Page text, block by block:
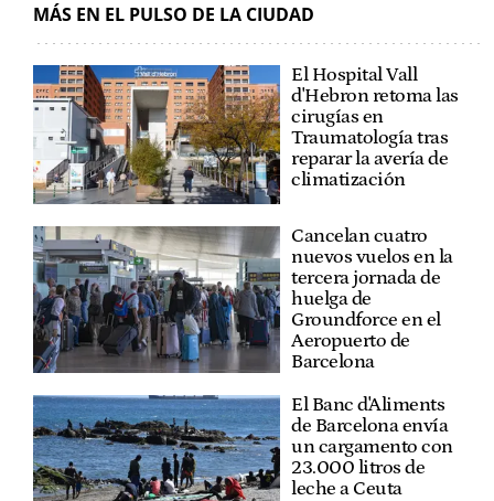
MÁS EN EL PULSO DE LA CIUDAD
El Hospital Vall
d'Hebron retoma las
cirugías en
Traumatología tras
reparar la avería de
climatización
Cancelan cuatro
nuevos vuelos en la
tercera jornada de
huelga de
Groundforce en el
Aeropuerto de
Barcelona
El Banc d'Aliments
de Barcelona envía
un cargamento con
23.000 litros de
leche a Ceuta